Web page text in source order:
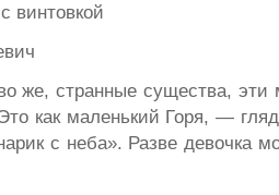
винтовкой
же, странные существа,
как маленький Горя, —
с неба». Разве девочка